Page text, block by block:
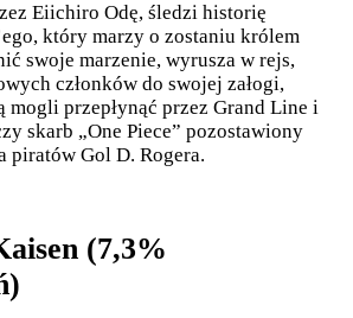
Eiichiro Odę, śledzi historię
który marzy o zostaniu królem
swoje marzenie, wyrusza w rejs,
członków do swojej załogi,
mogli przepłynąć przez Grand Line i
skarb „One Piece” pozostawiony
piratów Gol D. Rogera.
(7,3%